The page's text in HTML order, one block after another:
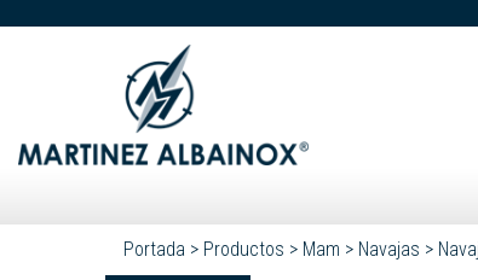
Portada > Productos > Mam > Navajas >